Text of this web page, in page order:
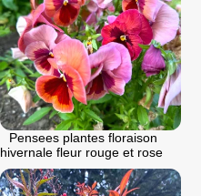
Pensees plantes floraison
hivernale fleur rouge et rose